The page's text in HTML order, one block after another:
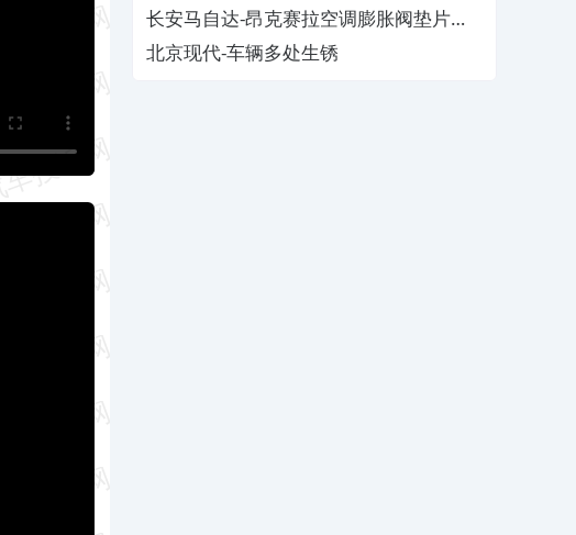
长安马自达-昂克赛拉空调膨胀阀垫片生
锈
北京现代-车辆多处生锈